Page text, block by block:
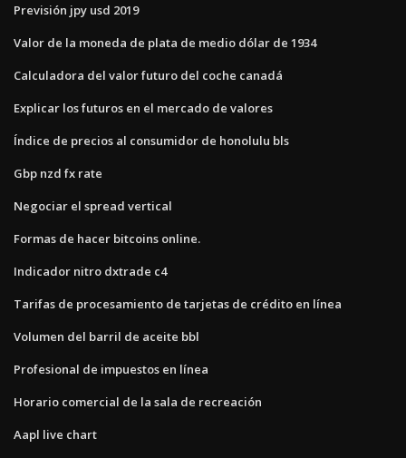
Previsión jpy usd 2019
Valor de la moneda de plata de medio dólar de 1934
Calculadora del valor futuro del coche canadá
Explicar los futuros en el mercado de valores
Índice de precios al consumidor de honolulu bls
Gbp nzd fx rate
Negociar el spread vertical
Formas de hacer bitcoins online.
Indicador nitro dxtrade c4
Tarifas de procesamiento de tarjetas de crédito en línea
Volumen del barril de aceite bbl
Profesional de impuestos en línea
Horario comercial de la sala de recreación
Aapl live chart